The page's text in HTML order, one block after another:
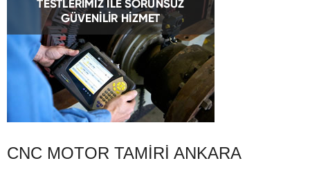
CNC MOTOR TAMIRI ANKARA